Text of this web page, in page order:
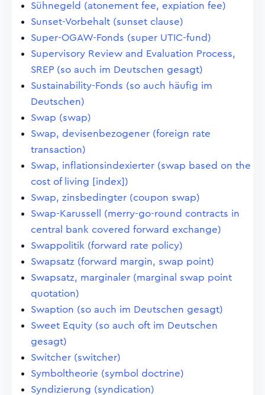
Sühnegeld (atonement fee, expiation fee)
Sunset-Vorbehalt (sunset clause)
Super-OGAW-Fonds (super UTIC-fund)
Supervisory Review and Evaluation Process,
SREP (so auch im Deutschen gesagt)
Sustainability-Fonds (so auch häufig im
Deutschen)
Swap (swap)
Swap, devisenbezogener (foreign rate
transaction)
Swap, inflationsindexierter (swap based on the
cost of living [index])
Swap, zinsbedingter (coupon swap)
Swap-Karussell (merry-go-round contracts in
central bank covered forward exchange)
Swappolitik (forward rate policy)
Swapsatz (forward margin, swap point)
Swapsatz, marginaler (marginal swap point
quotation)
Swaption (so auch im Deutschen gesagt)
Sweet Equity (so auch oft im Deutschen
gesagt)
Switcher (switcher)
Symboltheorie (symbol doctrine)
Syndizierung (syndication)